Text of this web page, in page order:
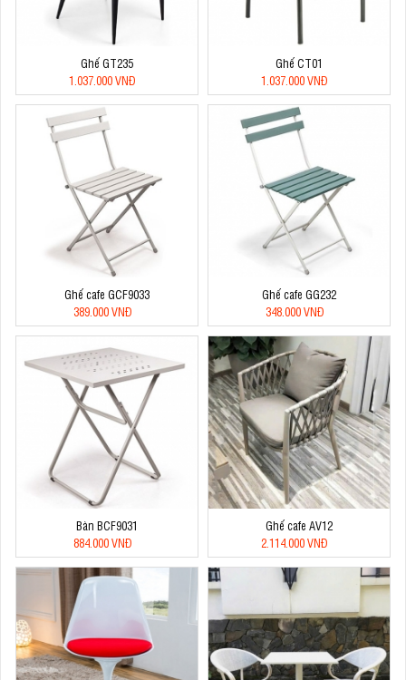
Ghế GT235
1.037.000 VNĐ
Ghế CT01
1.037.000 VNĐ
Ghế cafe GCF9033
389.000 VNĐ
Ghế cafe GG232
348.000 VNĐ
Bàn BCF9031
884.000 VNĐ
Ghế cafe AV12
2.114.000 VNĐ